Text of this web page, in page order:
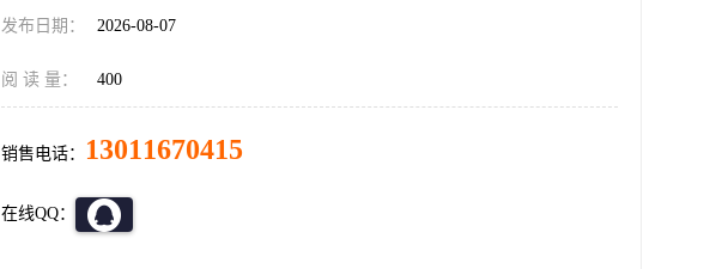
发布日期： 2026-08-07
阅 读 量： 400
销售电话： 13011670415
在线QQ：